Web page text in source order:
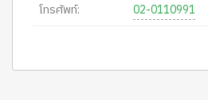
โทรศัพท์:
02-0110991